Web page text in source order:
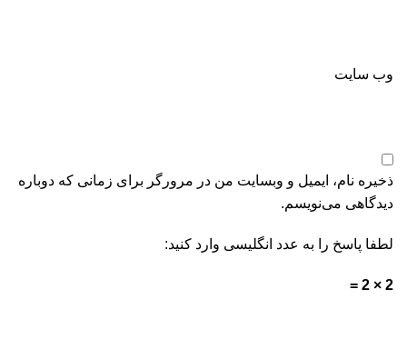
وب‌ سایت
ذخیره نام، ایمیل و وبسایت من در مرورگر برای زمانی که دوباره
دیدگاهی می‌نویسم.
لطفا پاسخ را به عدد انگلیسی وارد کنید:
2 × 2 =